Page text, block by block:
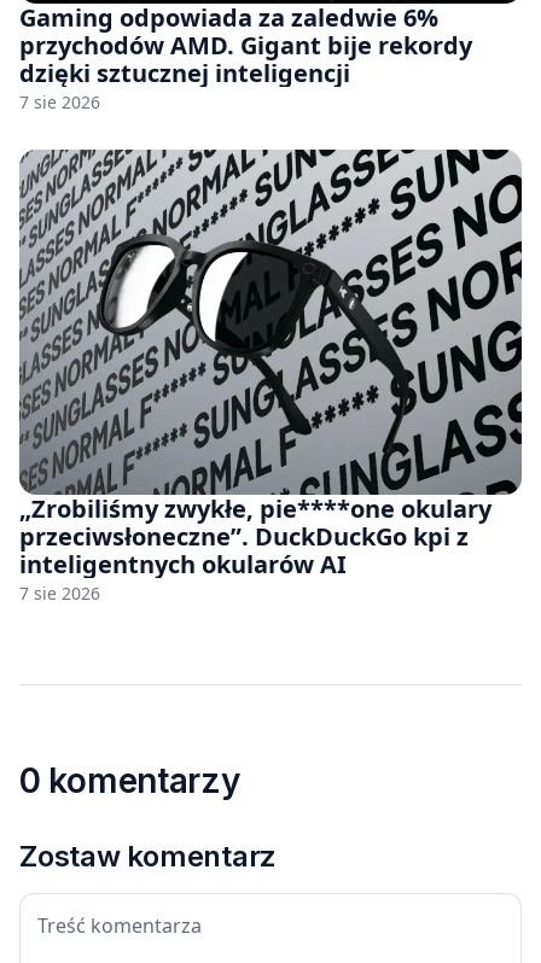
Gaming odpowiada za zaledwie 6%
przychodów AMD. Gigant bije rekordy
dzięki sztucznej inteligencji
7 sie 2026
„Zrobiliśmy zwykłe, pie****one okulary
przeciwsłoneczne”. DuckDuckGo kpi z
inteligentnych okularów AI
7 sie 2026
0 komentarzy
Zostaw komentarz